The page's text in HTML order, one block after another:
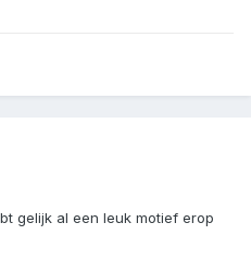
gelijk al een leuk motief erop